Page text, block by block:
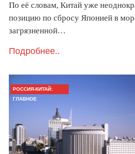
По её словам, Китай уже
позицию по сбросу Японией в
загрязненной…
Подробнее..
РОССИЯ-КИТАЙ:
ГЛАВНОЕ